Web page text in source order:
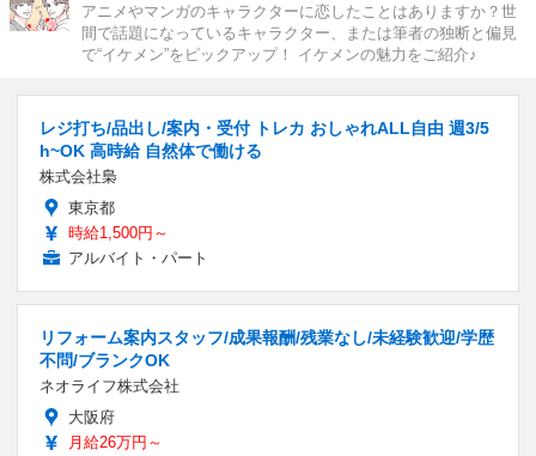
アニメやマンガのキャラクターに恋したことはありますか？世
間で話題になっているキャラクター、または筆者の独断と偏見
で“イケメン”をピックアップ！ イケメンの魅力をご紹介♪
レジ打ち/品出し/案内・受付 トレカ おしゃれALL自由 週3/5
h~OK 高時給 自然体で働ける
株式会社梟
東京都
時給1,500円～
アルバイト・パート
リフォーム案内スタッフ/成果報酬/残業なし/未経験歓迎/学歴
不問/ブランクOK
ネオライフ株式会社
大阪府
月給26万円～